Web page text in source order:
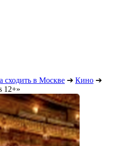
в Москве ➔ Кино ➔
12+»